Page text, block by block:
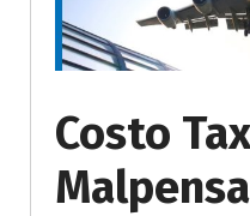
Costo